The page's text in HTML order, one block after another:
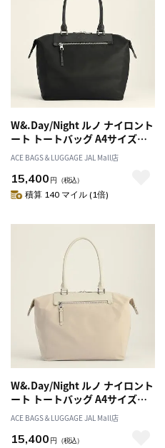
W&.Day/Night ルノ ナイロント
ート トートバッグ A4サイズ
15582
ACE BAGS＆LUGGAGE JAL Mall店
15,400 円 （税込）
積算 140 マイル (1倍)
W&.Day/Night ルノ ナイロント
ート トートバッグ A4サイズ
15582
ACE BAGS＆LUGGAGE JAL Mall店
15,400 円 （税込）